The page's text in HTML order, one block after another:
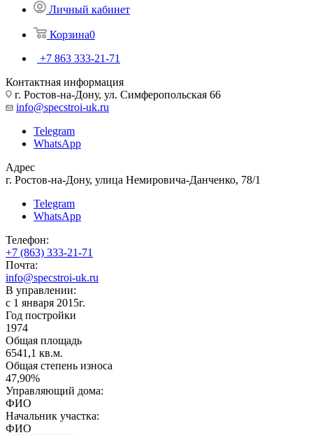
Личный кабинет
Корзина0
+7 863 333-21-71
Контактная информация
г. Ростов-на-Дону, ул. Симферопольская 66
info@specstroi-uk.ru
Telegram
WhatsApp
Адрес
г. Ростов-на-Дону, улица Немировича-Данченко, 78/1
Telegram
WhatsApp
Телефон:
+7 (863) 333-21-71
Почта:
info@specstroi-uk.ru
В управлении:
с 1 января 2015г.
Год постройки
1974
Общая площадь
6541,1 кв.м.
Общая степень износа
47,90%
Управляющий дома:
ФИО
Начальник участка:
ФИО